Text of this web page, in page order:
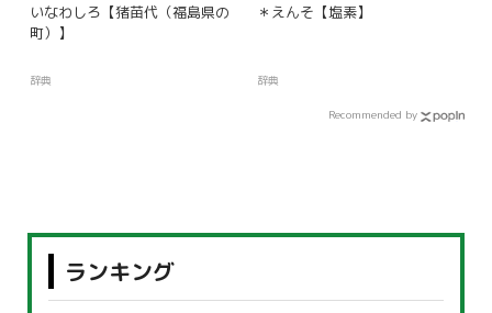
いなわしろ【猪苗代（福島県の
町）】
辞典
＊えんそ【塩素】
辞典
Recommended by
ランキング